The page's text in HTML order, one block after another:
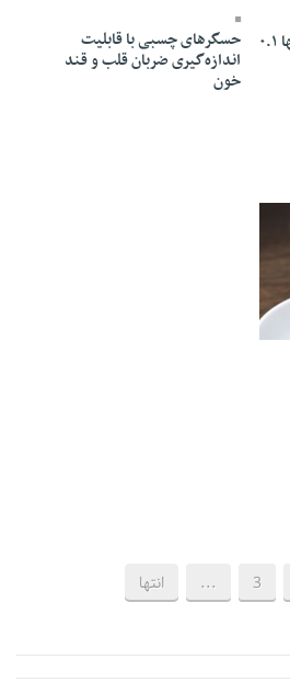
تامین ۵۰ هزار سال انرژی با تنها ۰.۱ حسگرهای چسبی با قابلیت
اندازه‌گیری ضربان قلب و قند
خون
3
... انتها